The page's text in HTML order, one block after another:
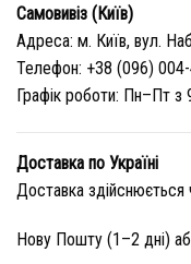
Самовивіз (Київ)
Адреса: м. Київ, вул.
Телефон: +38 (096)
Графік роботи: Пн–Пт з
Доставка по Україні
Доставка здійснюється
Нову Пошту (1–2 дні)